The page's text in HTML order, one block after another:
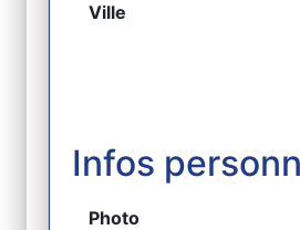
Ville
Infos
Photo